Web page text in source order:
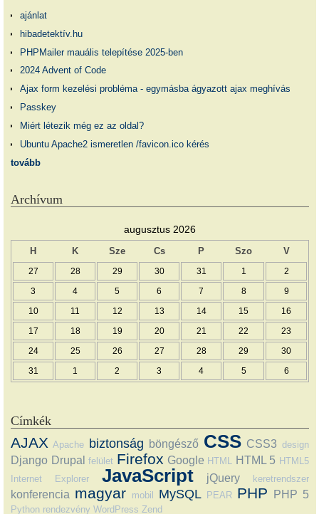
ajánlat
hibadetektív.hu
PHPMailer mauális telepítése 2025-ben
2024 Advent of Code
Ajax form kezelési probléma - egymásba ágyazott ajax meghívás
Passkey
Miért létezik még ez az oldal?
Ubuntu Apache2 ismeretlen /favicon.ico kérés
tovább
Archívum
augusztus 2026
H K Sze Cs P Szo V
27 28 29 30 31 1 2
3 4 5 6 7 8 9
10 11 12 13 14 15 16
17 18 19 20 21 22 23
24 25 26 27 28 29 30
31 1 2 3 4 5 6
Címkék
AJAX Apache biztonság böngésző CSS CSS3 design
Django Drupal felület Firefox Google HTML HTML 5 HTML5
Internet Explorer
JavaScript jQuery keretrendszer
konferencia magyar mobil MySQL PEAR PHP PHP 5
Python rendezvény WordPress Zend